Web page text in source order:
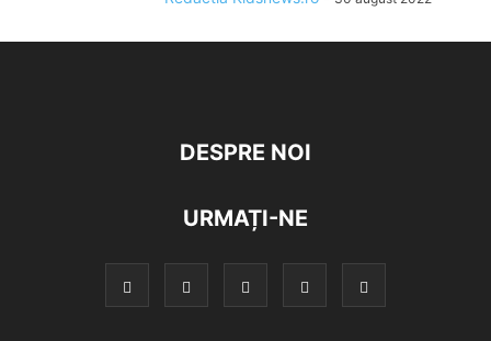
DESPRE NOI
URMAȚI-NE